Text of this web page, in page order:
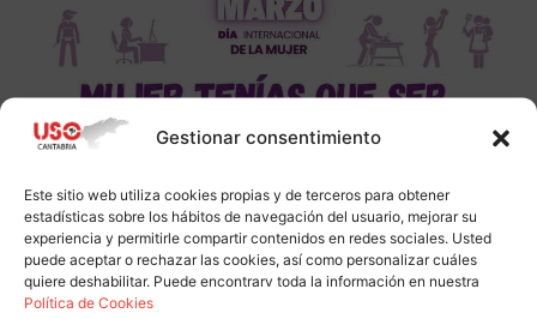
Gestionar consentimiento
Este sitio web utiliza cookies propias y de terceros para obtener
estadísticas sobre los hábitos de navegación del usuario, mejorar su
experiencia y permitirle compartir contenidos en redes sociales. Usted
puede aceptar o rechazar las cookies, así como personalizar cuáles
quiere deshabilitar. Puede encontrarv toda la información en nuestra
Política de Cookies